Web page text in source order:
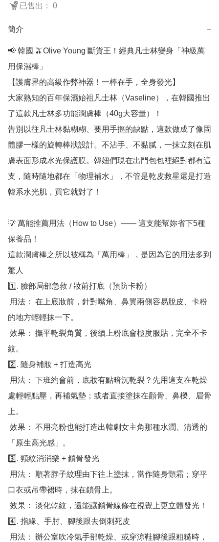
已售出： 0
簡介 −
📢 韓國 🫒Olive Young 斷貨王！經典凡士林變身「神級萬
用保濕棒」
【護膚界的高級作弊神器！一棒在手，全身發光】
大家熟知的百年保濕始祖凡士林（Vaseline），在韓國推出
了這款凡士林多功能潤膚棒（40g大容量）！
告別以往凡士林黏糊糊、要用手摳的缺點，這款做成了像固
體膠一樣的旋轉棒狀設計。不沾手、不黏膩，一抹立刻在肌
膚表面形成水光保護膜。韓妞們現在出門包包裡絕對都有這
支，隨時隨地都在「物理補水」，不管是乾皮救星還是打造
韓系水光肌，買它就對了！
💡 萬能推薦用法（How to Use）—— 這支能幫妳省下5種
保養品！
這款潤膚棒之所以被稱為「萬用棒」，是因為它的用法多到
驚人
1️⃣. 臉部局部急救 / 妝前打底（預防卡粉）
的地方輕輕抹一下。
紋。
2️⃣. 隨身補妝 + 打造高光
處輕輕點壓，再補氣墊；或者直接塗抹在顴骨、鼻樑、眉骨
上。
「原生高光感」。
3️⃣. 頸紋消消樂 + 鎖骨發光
口衣或吊帶裙時，抹在鎖骨上。
4️⃣. 指緣、手肘、腳後跟去倒刺死皮